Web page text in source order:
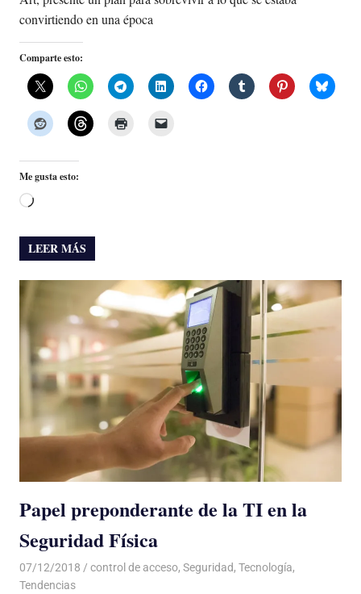
convirtiendo en una época
Comparte esto:
Me gusta esto:
Cargando...
LEER MÁS
Papel preponderante de la TI en la
Seguridad Física
07/12/2018 De todo un Poco
control de acceso, Seguridad, Tecnología,
Tendencias